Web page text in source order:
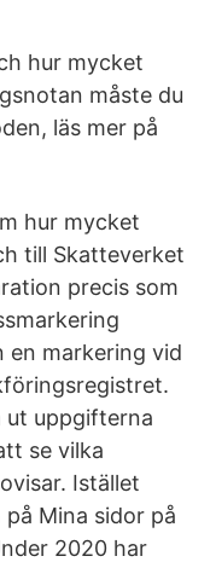
hur mycket
måste du
läs mer på
hur mycket
till Skatteverket
precis som
markering vid
ut uppgifterna
se vilka
Istället
Mina sidor på
2020 har